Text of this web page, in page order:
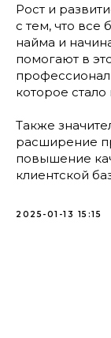
Рост и
с тем, что все
найма и
помогают в
которое
Также
расширение
повышение
клиентской
2025-01-13 15:15